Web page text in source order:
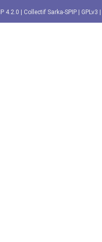
4.2.0 | Collectif Sarka-SPIP | GPLv3 |